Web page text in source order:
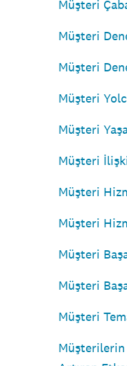
Müşteri
Müşteri
Müşteri
Müşteri
Müşteri
Müşteri
Müşteri
Müşteri
Müşteri
Müşteri
Müşteri
Müşterilerin